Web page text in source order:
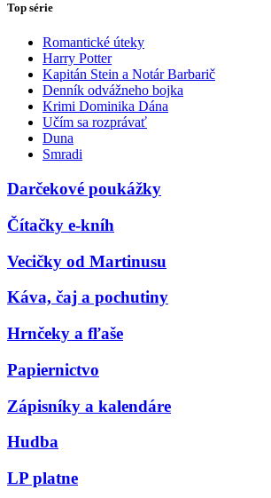
Top série
Romantické úteky
Harry Potter
Kapitán Stein a Notár Barbarič
Denník odvážneho bojka
Krimi Dominika Dána
Učím sa rozprávať
Duna
Smradi
Darčekové poukážky
Čítačky e-kníh
Vecičky od Martinusu
Káva, čaj a pochutiny
Hrnčeky a fľaše
Papiernictvo
Zápisníky a kalendáre
Hudba
LP platne